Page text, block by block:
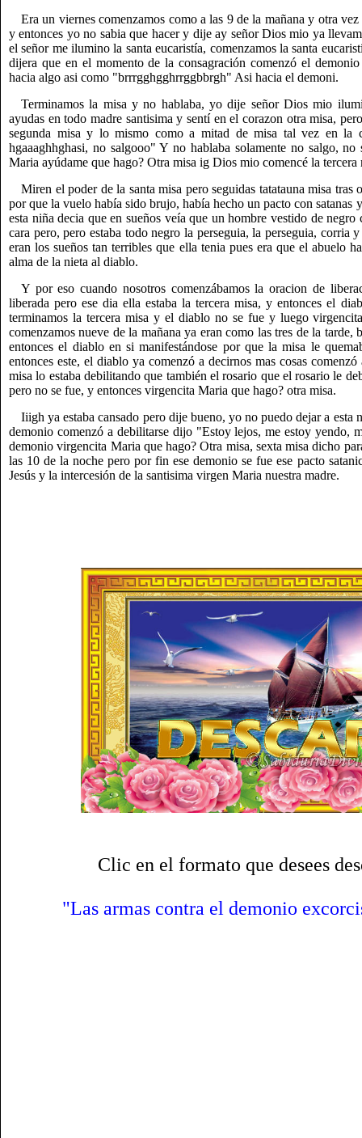
Era un viernes comenzamos como a las 9 de la mañana y otra
y entonces yo no sabia que hacer y dije ay señor Dios mio ya
el señor me ilumino la santa eucaristía, comenzamos la santa
dijera que en el momento de la consagración comenzó el
hacia algo asi como "brrrgghgghrrggbbrgh" Asi hacia el demoni.
Terminamos la misa y no hablaba, yo dije señor Dios mio
ayudas en todo madre santisima y sentí en el corazon otra misa,
segunda misa y lo mismo como a mitad de misa tal vez en la
hgaaaghhghasi, no salgooo" Y no hablaba solamente no salgo,
Maria ayúdame que hago? Otra misa ig Dios mio comencé la
Miren el poder de la santa misa pero seguidas tatatauna misa
por que la vuelo había sido brujo, había hecho un pacto con
esta niña decia que en sueños veía que un hombre vestido de
cara pero, pero estaba todo negro la perseguia, la perseguia, corria
eran los sueños tan terribles que ella tenia pues era que el abuelo
alma de la nieta al diablo.
Y por eso cuando nosotros comenzábamos la oracion de
liberada pero ese dia ella estaba la tercera misa, y entonces el
terminamos la tercera misa y el diablo no se fue y luego
comenzamos nueve de la mañana ya eran como las tres de la
entonces el diablo en si manifestándose por que la misa le
entonces este, el diablo ya comenzó a decirnos mas cosas
misa lo estaba debilitando que también el rosario que el rosario le
pero no se fue, y entonces virgencita Maria que hago? otra misa.
Iiigh ya estaba cansado pero dije bueno, yo no puedo dejar a
demonio comenzó a debilitarse dijo "Estoy lejos, me estoy yendo,
demonio virgencita Maria que hago? Otra misa, sexta misa dicho
las 10 de la noche pero por fin ese demonio se fue ese pacto
Jesús y la intercesión de la santisima virgen Maria nuestra madre.
Clic en el formato que desees
"Las armas contra el demonio